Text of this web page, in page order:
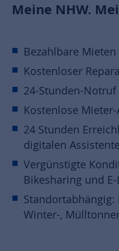
Meine NHW.
Bezahlbare
Kostenloser
24-Stunden-
Kostenlose
24 Stunden
digitalen
Vergünstigte
Bikesharing und
Winter-,